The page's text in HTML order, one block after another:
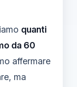
quanti
da 60
affermare
ma